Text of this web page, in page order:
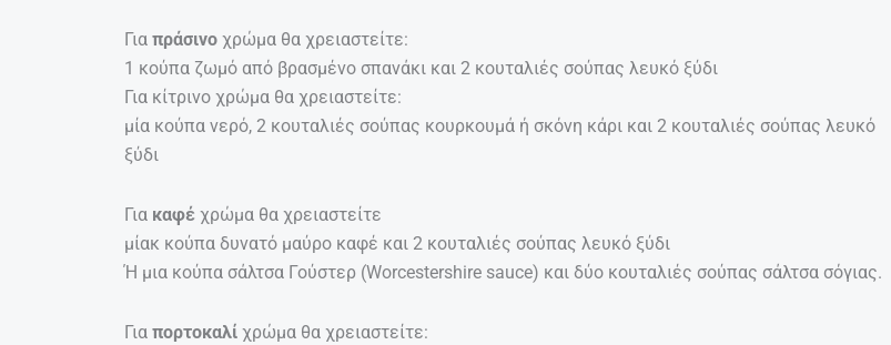
Για πράσινο χρώμα θα χρειαστείτε:
1 κούπα ζωμό από βρασμένο σπανάκι και 2 κουταλιές σούπας λευκό ξύδι
Για κίτρινο χρώμα θα χρειαστείτε:
μία κούπα νερό, 2 κουταλιές σούπας κουρκουμά ή σκόνη κάρι και 2 κουταλιές σούπας λευκό
ξύδι
Για καφέ χρώμα θα χρειαστείτε
μίακ κούπα δυνατό μαύρο καφέ και 2 κουταλιές σούπας λευκό ξύδι
Ή μια κούπα σάλτσα Γούστερ (Worcestershire sauce) και δύο κουταλιές σούπας σάλτσα σόγιας.
Για πορτοκαλί χρώμα θα χρειαστείτε: